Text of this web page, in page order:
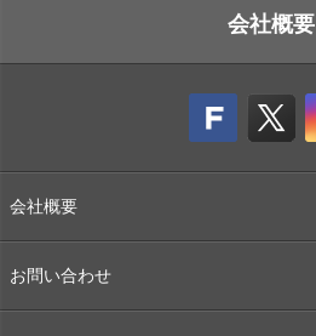
会社概要
会社概要
お問い合わせ